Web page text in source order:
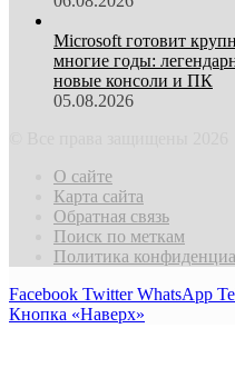
Microsoft готовит
многие годы:
новые консоли и ПК
05.08.2026
О сайте
Карта сайта
Обратная связь
Поиск по меткам
Политика
Facebook Twitter WhatsApp
Кнопка «Наверх»